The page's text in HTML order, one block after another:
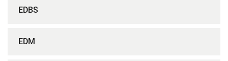
EDBS
EDM